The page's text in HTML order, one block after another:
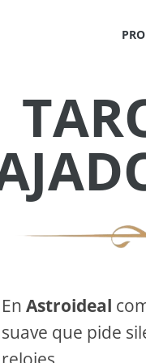
En Astroideal
suave que pide
✕